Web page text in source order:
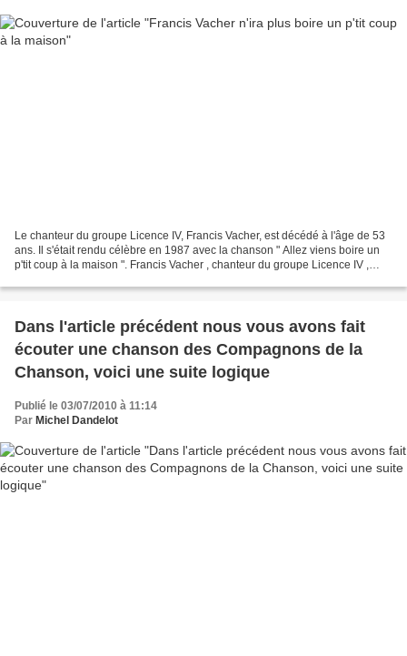
Le chanteur du groupe Licence IV, Francis Vacher, est décédé à l'âge de 53
ans. Il s'était rendu célèbre en 1987 avec la chanson " Allez viens boire un
p'tit coup à la maison ". Francis Vacher , chanteur du groupe Licence IV ,
Dans l'article précédent nous vous avons fait
écouter une chanson des Compagnons de la
Chanson, voici une suite logique
Publié le 03/07/2010 à 11:14
Par Michel Dandelot